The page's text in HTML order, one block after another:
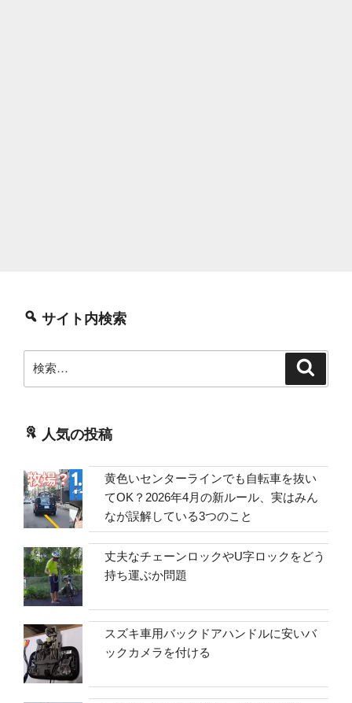
サイト内検索
索:
人気の投稿
黄色いセンターラインでも自転車を抜い
てOK？2026年4月の新ルール、実はみん
なが誤解している3つのこと
丈夫なチェーンロックやU字ロックをどう
持ち運ぶか問題
スズキ車用バックドアハンドルに安いバ
ックカメラを付ける